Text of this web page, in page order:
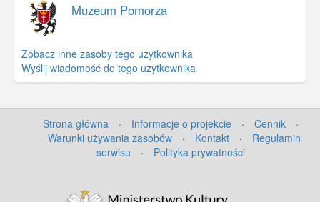
Muzeum Pomorza
Zobacz inne zasoby tego użytkownika
Wyślij wiadomość do tego użytkownika
Strona główna · Informacje o projekcie · Cennik
·
Warunki używania zasobów
· Kontakt ·
Regulamin
serwisu
· Polityka prywatności